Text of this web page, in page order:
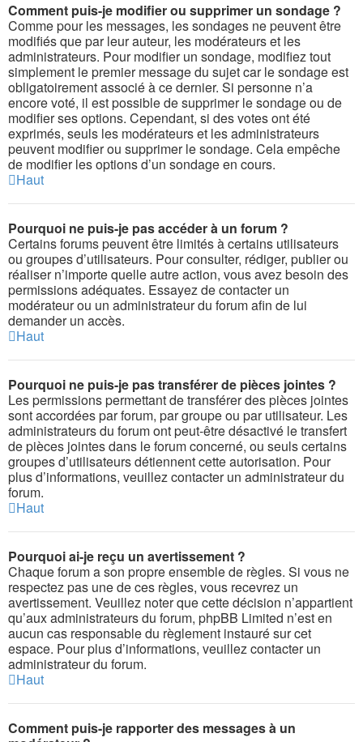
Comment puis-je modifier ou supprimer un sondage ?
Comme pour les messages, les sondages ne peuvent être
modifiés que par leur auteur, les modérateurs et les
administrateurs. Pour modifier un sondage, modifiez tout
simplement le premier message du sujet car le sondage est
obligatoirement associé à ce dernier. Si personne n’a
encore voté, il est possible de supprimer le sondage ou de
modifier ses options. Cependant, si des votes ont été
exprimés, seuls les modérateurs et les administrateurs
peuvent modifier ou supprimer le sondage. Cela empêche
de modifier les options d’un sondage en cours.
Haut
Pourquoi ne puis-je pas accéder à un forum ?
Certains forums peuvent être limités à certains utilisateurs
ou groupes d’utilisateurs. Pour consulter, rédiger, publier ou
réaliser n’importe quelle autre action, vous avez besoin des
permissions adéquates. Essayez de contacter un
modérateur ou un administrateur du forum afin de lui
demander un accès.
Haut
Pourquoi ne puis-je pas transférer de pièces jointes ?
Les permissions permettant de transférer des pièces jointes
sont accordées par forum, par groupe ou par utilisateur. Les
administrateurs du forum ont peut-être désactivé le transfert
de pièces jointes dans le forum concerné, ou seuls certains
groupes d’utilisateurs détiennent cette autorisation. Pour
plus d’informations, veuillez contacter un administrateur du
forum.
Haut
Pourquoi ai-je reçu un avertissement ?
Chaque forum a son propre ensemble de règles. Si vous ne
respectez pas une de ces règles, vous recevrez un
avertissement. Veuillez noter que cette décision n’appartient
qu’aux administrateurs du forum, phpBB Limited n’est en
aucun cas responsable du règlement instauré sur cet
espace. Pour plus d’informations, veuillez contacter un
administrateur du forum.
Haut
Comment puis-je rapporter des messages à un